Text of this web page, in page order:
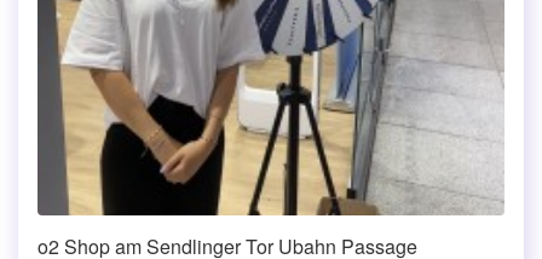
o2 Shop am Sendlinger Tor Ubahn Passage